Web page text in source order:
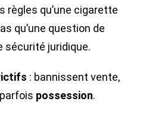
règles qu’une cigarette
qu’une question de
sécurité juridique.
: bannissent vente,
possession.